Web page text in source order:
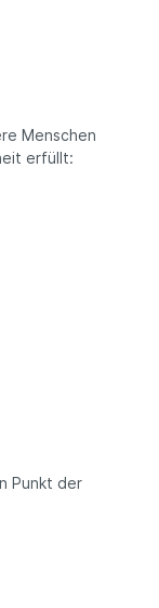
Menschen
erfüllt:
Punkt der